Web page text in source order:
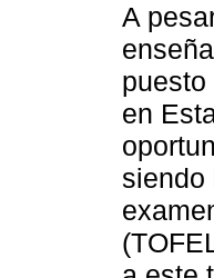
A
en
siendo